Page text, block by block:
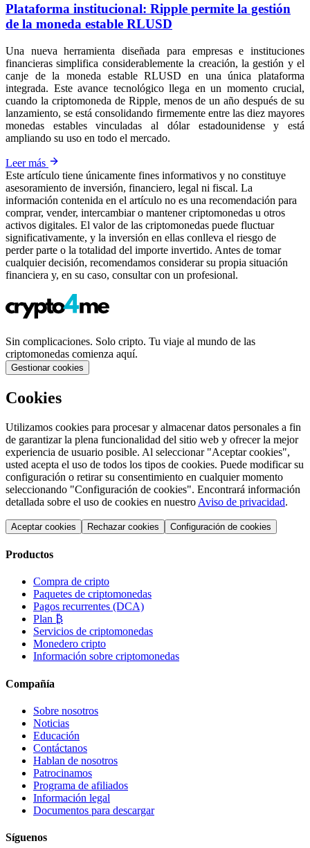
Plataforma institucional: Ripple permite la gestión
de la moneda estable RLUSD
Una nueva herramienta diseñada para empresas e instituciones
financieras simplifica considerablemente la creación, la gestión y el
canje de la moneda estable RLUSD en una única plataforma
integrada. Este avance tecnológico llega en un momento crucial,
cuando la criptomoneda de Ripple, menos de un año después de su
lanzamiento, se está consolidando firmemente entre las diez mayores
monedas estables vinculadas al dólar estadounidense y está
ampliando su uso en todo el mercado.
Leer más
Este artículo tiene únicamente fines informativos y no constituye
asesoramiento de inversión, financiero, legal ni fiscal. La
información contenida en el artículo no es una recomendación para
comprar, vender, intercambiar o mantener criptomonedas u otros
activos digitales. El valor de las criptomonedas puede fluctuar
significativamente, y la inversión en ellas conlleva el riesgo de
perder parte o la totalidad del importe invertido. Antes de tomar
cualquier decisión, recomendamos considerar su propia situación
financiera y, en su caso, consultar con un profesional.
Sin complicaciones. Solo cripto. Tu viaje al mundo de las
criptomonedas comienza aquí.
Gestionar cookies
Cookies
Utilizamos cookies para procesar y almacenar datos personales a fin
de garantizar la plena funcionalidad del sitio web y ofrecer la mejor
experiencia de usuario posible. Al seleccionar "Aceptar cookies",
usted acepta el uso de todos los tipos de cookies. Puede modificar su
configuración o retirar su consentimiento en cualquier momento
seleccionando "Configuración de cookies". Encontrará información
detallada sobre el uso de cookies en nuestro Aviso de privacidad.
Aceptar cookies Rechazar cookies Configuración de cookies
Productos
Compra de cripto
Paquetes de criptomonedas
Pagos recurrentes (DCA)
Plan ₿
Servicios de criptomonedas
Monedero cripto
Información sobre criptomonedas
Compañía
Sobre nosotros
Noticias
Educación
Contáctanos
Hablan de nosotros
Patrocinamos
Programa de afiliados
Información legal
Documentos para descargar
Síguenos